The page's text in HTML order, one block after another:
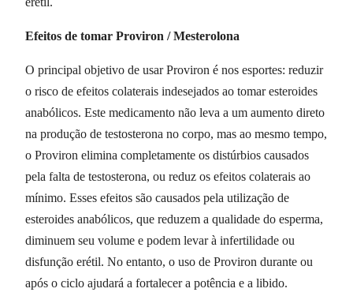
Efeitos de tomar Proviron / Mesterolona
O principal objetivo de usar Proviron é nos esportes: reduzir
o risco de efeitos colaterais indesejados ao tomar esteroides
anabólicos. Este medicamento não leva a um aumento direto
na produção de testosterona no corpo, mas ao mesmo tempo,
o Proviron elimina completamente os distúrbios causados
pela falta de testosterona, ou reduz os efeitos colaterais ao
mínimo. Esses efeitos são causados pela utilização de
esteroides anabólicos, que reduzem a qualidade do esperma,
diminuem seu volume e podem levar à infertilidade ou
disfunção erétil. No entanto, o uso de Proviron durante ou
após o ciclo ajudará a fortalecer a potência e a libido.